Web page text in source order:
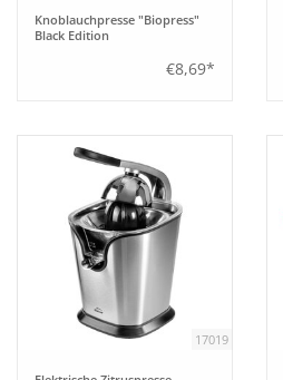
Knoblauchpresse "Biopress"
Black Edition
€8,69*
17019